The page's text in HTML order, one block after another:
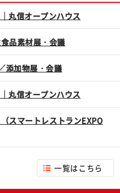
丸信オープンハウス
品素材展・会議
添加物展・会議
丸信オープンハウス
マートレストランEXPO
一覧はこちら